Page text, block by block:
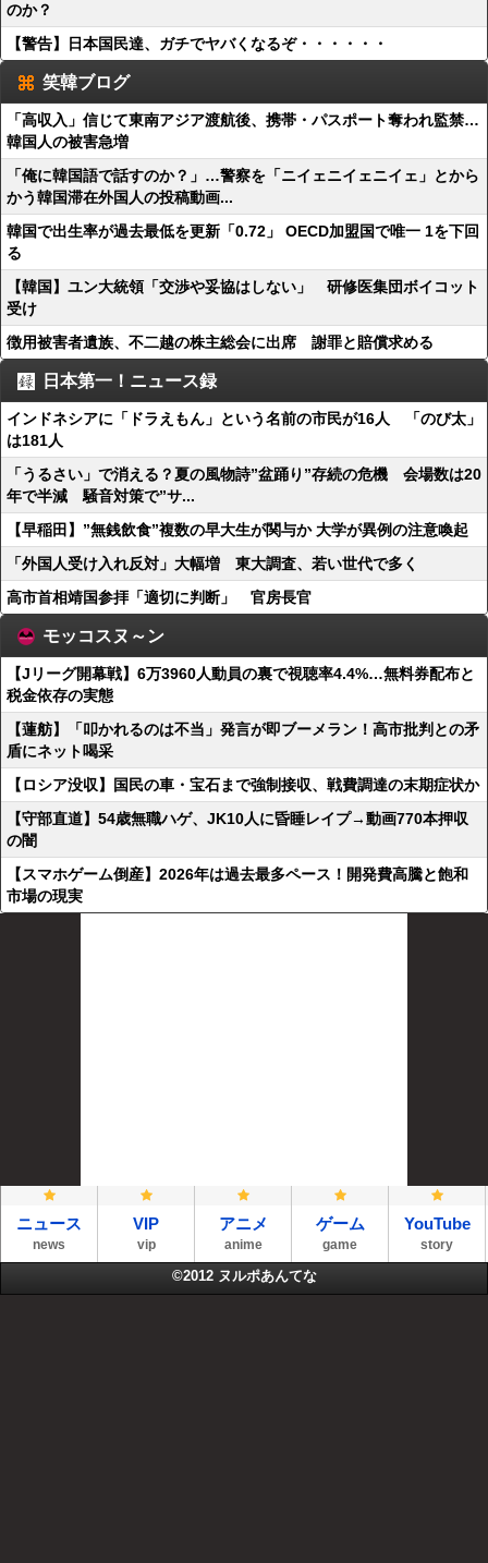
のか？
【警告】日本国民達、ガチでヤバくなるぞ・・・・・・
笑韓ブログ
「高収入」信じて東南アジア渡航後、携帯・パスポート奪われ監禁…
韓国人の被害急増
「俺に韓国語で話すのか？」…警察を「ニイェニイェニイェ」とから
かう韓国滞在外国人の投稿動画...
韓国で出生率が過去最低を更新「0.72」 OECD加盟国で唯一 1を下回
る
【韓国】ユン大統領「交渉や妥協はしない」 研修医集団ボイコット
受け
徴用被害者遺族、不二越の株主総会に出席 謝罪と賠償求める
日本第一！ニュース録
インドネシアに「ドラえもん」という名前の市民が16人 「のび太」
は181人
「うるさい」で消える？夏の風物詩”盆踊り”存続の危機 会場数は20
年で半減 騒音対策で”サ...
【早稲田】”無銭飲食”複数の早大生が関与か 大学が異例の注意喚起
「外国人受け入れ反対」大幅増 東大調査、若い世代で多く
高市首相靖国参拝「適切に判断」 官房長官
モッコスヌ～ン
【Jリーグ開幕戦】6万3960人動員の裏で視聴率4.4%…無料券配布と
税金依存の実態
【蓮舫】「叩かれるのは不当」発言が即ブーメラン！高市批判との矛
盾にネット喝采
【ロシア没収】国民の車・宝石まで強制接収、戦費調達の末期症状か
【守部直道】54歳無職ハゲ、JK10人に昏睡レイプ→動画770本押収
の闇
【スマホゲーム倒産】2026年は過去最多ペース！開発費高騰と飽和
市場の現実
ニュース
news
VIP
vip
アニメ
anime
ゲーム
game
YouTube
story
©2012 ヌルポあんてな